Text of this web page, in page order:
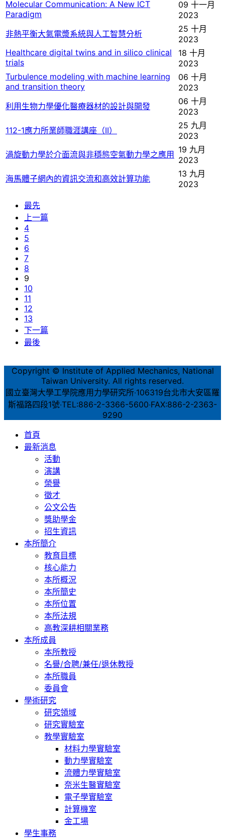
Molecular Communication: A New ICT
Paradigm
09 十一月
2023
非熱平衡大氣電漿系統與人工智慧分析
25 十月
2023
Healthcare digital twins and in silico clinical
trials
18 十月
2023
Turbulence modeling with machine learning
and transition theory
06 十月
2023
利用生物力學優化醫療器材的設計與開發
06 十月
2023
112-1應力所業師職涯講座（II）
25 九月
2023
渦旋動力學於介面流與非穩態空氣動力學之應用 19 九月
2023
海馬體子網內的資訊交流和高效計算功能
13 九月
2023
最先
上一篇
4
5
6
7
8
9
10
11
12
13
下一篇
最後
Copyright © Institute of Applied Mechanics, National
Taiwan University. All rights reserved.
國立臺灣大學工學院應用力學研究所‧106319台北市大安區羅
斯福路四段1號‧TEL:886-2-3366-5600‧FAX:886-2-2363-
9290
首頁
最新消息
活動
演講
榮譽
徵才
公文公告
獎助學金
招生資訊
本所簡介
教育目標
核心能力
本所概況
本所簡史
本所位置
本所法規
高教深耕相關業務
本所成員
本所教授
名譽/合聘/兼任/退休教授
本所職員
委員會
學術研究
研究領域
研究實驗室
教學實驗室
材料力學實驗室
動力學實驗室
流體力學實驗室
奈米生醫實驗室
電子學實驗室
計算機室
金工場
學生事務